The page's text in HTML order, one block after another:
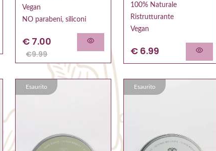
Vegan
NO parabeni, siliconi
€ 7.00
€9.99
100% Naturale
Ristrutturante
Vegan
€ 6.99
Esaurito Esaurito